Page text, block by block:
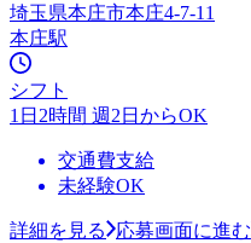
埼玉県本庄市本庄4-7-11
本庄駅
シフト
1日2時間 週2日からOK
交通費支給
未経験OK
詳細を見る
応募画面に進む